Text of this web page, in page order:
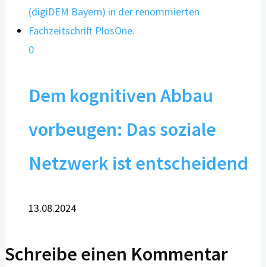
0
Dem kognitiven Abbau
vorbeugen: Das soziale
Netzwerk ist entscheidend
13.08.2024
Schreibe einen Kommentar